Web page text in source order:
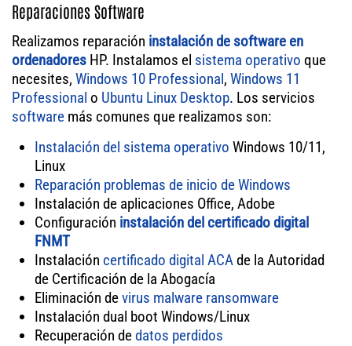
Reparaciones Software
Realizamos reparación instalación de software en
ordenadores HP. Instalamos el sistema operativo que
necesites, Windows 10 Professional, Windows 11
Professional o Ubuntu Linux Desktop. Los servicios
software más comunes que realizamos son:
Instalación del sistema operativo Windows 10/11,
Linux
Reparación problemas de inicio de Windows
Instalación de aplicaciones Office, Adobe
Configuración instalación del certificado digital
FNMT
Instalación certificado digital ACAde la Autoridad
de Certificación de la Abogacía
Eliminación devirus malware ransomware
Instalación dual boot Windows/Linux
Recuperación dedatos perdidos